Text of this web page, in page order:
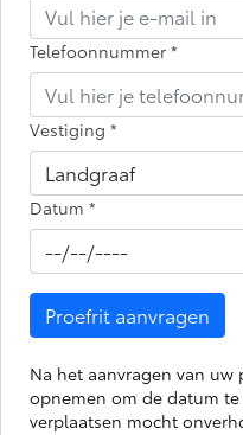
Telefoonnummer *
Vestiging *
Datum *
Proefrit aanvragen
Na het aanvragen van
opnemen om de datum
verplaatsen mocht